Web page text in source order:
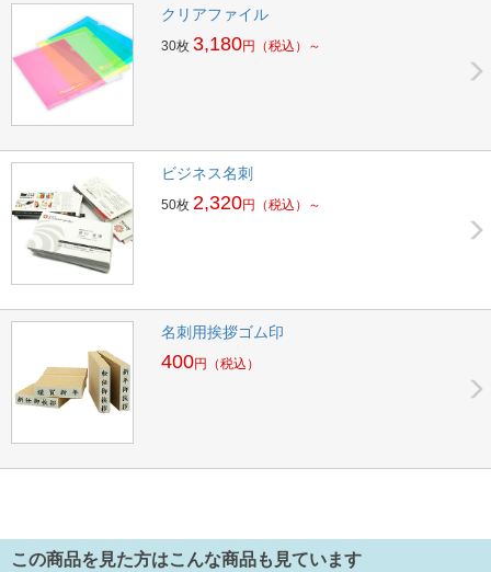
クリアファイル
30枚 3,180円 （税込）～
ビジネス名刺
50枚 2,320円 （税込）～
名刺用挨拶ゴム印
400円 （税込）
この商品を見た方はこんな商品も見ています